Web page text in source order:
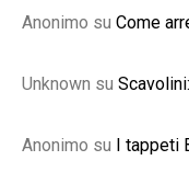
Anonimo su Come
Unknown su
Anonimo su I tappeti